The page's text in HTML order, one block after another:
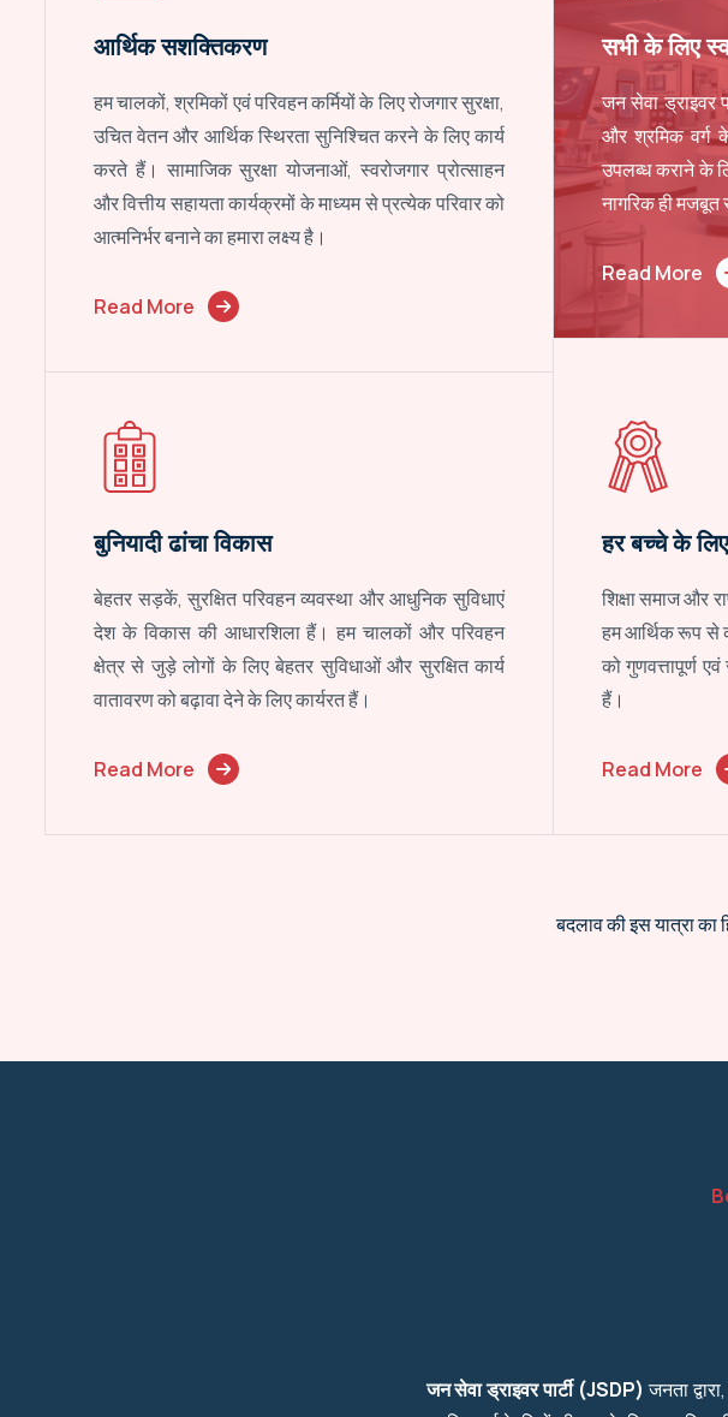
आर्थिक सशक्तिकरण
हम चालकों, श्रमिकों एवं परिवहन कर्मियों के लिए रोजगार सुरक्षा,
उचित वेतन और आर्थिक स्थिरता सुनिश्चित करने के लिए कार्य
करते हैं। सामाजिक सुरक्षा योजनाओं, स्वरोजगार प्रोत्साहन
और वित्तीय सहायता कार्यक्रमों के माध्यम से प्रत्येक परिवार को
आत्मनिर्भर बनाने का हमारा लक्ष्य है।
Read More
सभी के लिए
जन सेवा ड्राइवर
और श्रमिक वर्ग
उपलब्ध कराने के
नागरिक ही मजबूत
Read More
बुनियादी ढांचा विकास
बेहतर सड़कें, सुरक्षित परिवहन व्यवस्था और आधुनिक सुविधाएं
देश के विकास की आधारशिला हैं। हम चालकों और परिवहन
क्षेत्र से जुड़े लोगों के लिए बेहतर सुविधाओं और सुरक्षित कार्य
वातावरण को बढ़ावा देने के लिए कार्यरत हैं।
Read More
हर बच्चे के लिए
शिक्षा समाज और
हम आर्थिक रूप से
को गुणवत्तापूर्ण
हैं।
Read More
बदलाव की इस यात्रा का
जन सेवा ड्राइवर पार्टी (JSDP) जनता